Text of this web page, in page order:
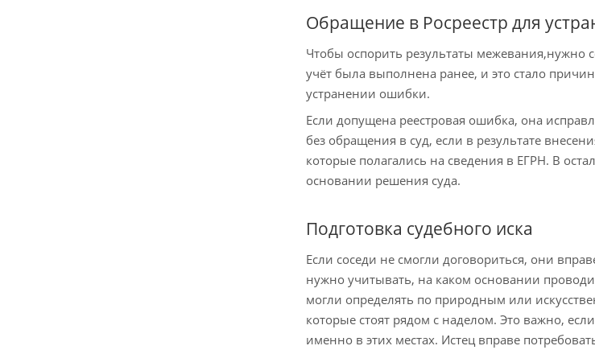
Обращение в Росреестр для
Чтобы оспорить результаты межевания,нужно
учёт была выполнена ранее, и это стало
устранении ошибки.
Если допущена реестровая ошибка, она
без обращения в суд, если в результате
которые полагались на сведения в ЕГРН. В
основании решения суда.
Подготовка судебного иска
Если соседи не смогли договориться, они
нужно учитывать, на каком основании
могли определять по природным или
которые стоят рядом с наделом. Это важно,
именно в этих местах. Истец вправе